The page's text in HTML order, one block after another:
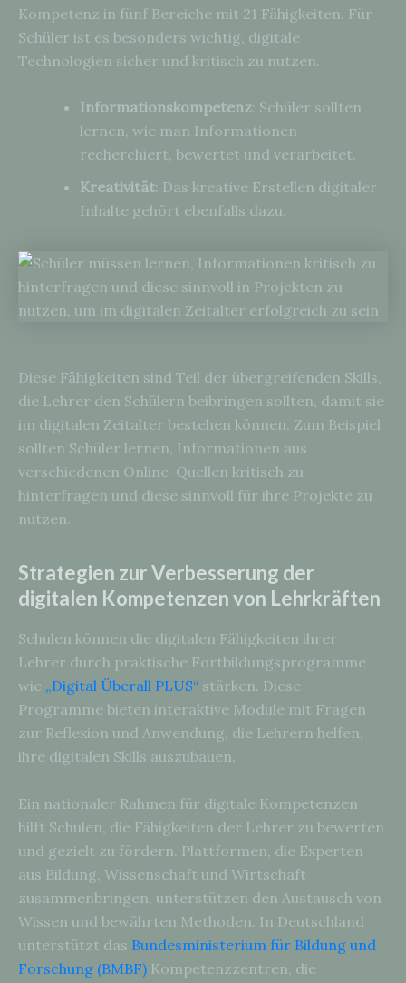
Kompetenz in fünf Bereiche mit 21 Fähigkeiten. Für
Schüler ist es besonders wichtig, digitale
Technologien sicher und kritisch zu nutzen.
Informationskompetenz: Schüler sollten
lernen, wie man Informationen
recherchiert, bewertet und verarbeitet.
Kreativität: Das kreative Erstellen digitaler
Inhalte gehört ebenfalls dazu.
Diese Fähigkeiten sind Teil der übergreifenden Skills,
die Lehrer den Schülern beibringen sollten, damit sie
im digitalen Zeitalter bestehen können. Zum Beispiel
sollten Schüler lernen, Informationen aus
verschiedenen Online-Quellen kritisch zu
hinterfragen und diese sinnvoll für ihre Projekte zu
nutzen.
Strategien zur Verbesserung der
digitalen Kompetenzen von Lehrkräften
Schulen können die digitalen Fähigkeiten ihrer
Lehrer durch praktische Fortbildungsprogramme
wie „Digital Überall PLUS“ stärken. Diese
Programme bieten interaktive Module mit Fragen
zur Reflexion und Anwendung, die Lehrern helfen,
ihre digitalen Skills auszubauen.
Ein nationaler Rahmen für digitale Kompetenzen
hilft Schulen, die Fähigkeiten der Lehrer zu bewerten
und gezielt zu fördern. Plattformen, die Experten
aus Bildung, Wissenschaft und Wirtschaft
zusammenbringen, unterstützen den Austausch von
Wissen und bewährten Methoden. In Deutschland
unterstützt das Bundesministerium für Bildung und
Forschung (BMBF) Kompetenzzentren, die